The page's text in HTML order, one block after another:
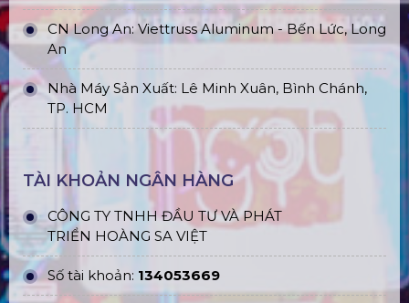
CN Long An: Viettruss Aluminum - Bến Lức, Long
An
Nhà Máy Sản Xuất: Lê Minh Xuân, Bình Chánh,
TP. HCM
TÀI KHOẢN NGÂN HÀNG
CÔNG TY TNHH ĐẦU TƯ VÀ PHÁT
TRIỂN HOÀNG SA VIỆT
Số tài khoản: 134053669